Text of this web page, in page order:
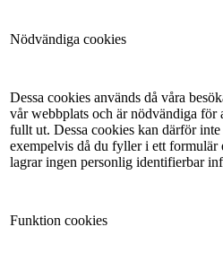
Nödvändiga cookies
Dessa cookies används då våra
vår webbplats och är nödvändiga för
fullt ut. Dessa cookies kan därför
exempelvis då du fyller i ett formulär
lagrar ingen personlig identifierbar
Funktion cookies